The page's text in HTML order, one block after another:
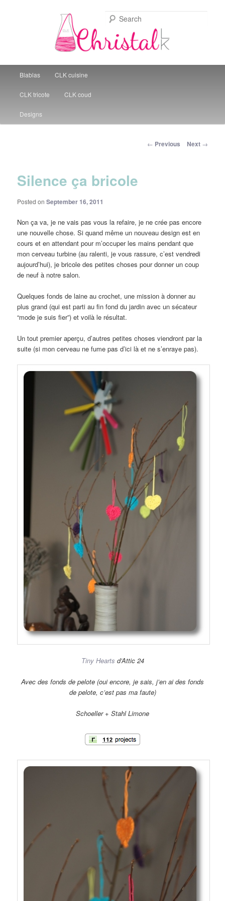
Christal Little Kitchen
Skip to primary content
Blablas CLK cuisine
CLK tricote CLK coud
Designs
Post navigation
← Previous Next →
Silence ça bricole
Posted onSeptember 16, 2011
Non ça va, je ne vais pas vous la refaire, je ne crée pas encore
une nouvelle chose. Si quand même un nouveau design est en
cours et en attendant pour m’occuper les mains pendant que
mon cerveau turbine (au ralenti, je vous rassure, c’est vendredi
aujourd’hui), je bricole des petites choses pour donner un coup
de neuf à notre salon.
Quelques fonds de laine au crochet, une mission à donner au
plus grand (qui est parti au fin fond du jardin avec un sécateur
“mode je suis fier”) et voilà le résultat.
Un tout premier aperçu, d’autres petites choses viendront par la
suite (si mon cerveau ne fume pas d’ici là et ne s’enraye pas).
Tiny Hearts d’Attic 24
Avec des fonds de pelote (oui encore, je sais, j’en ai des fonds
de pelote, c’est pas ma faute)
Schoeller + Stahl Limone